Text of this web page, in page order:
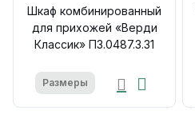
Шкаф комбинированный
для прихожей «Верди
Классик» П3.0487.3.31
Размеры